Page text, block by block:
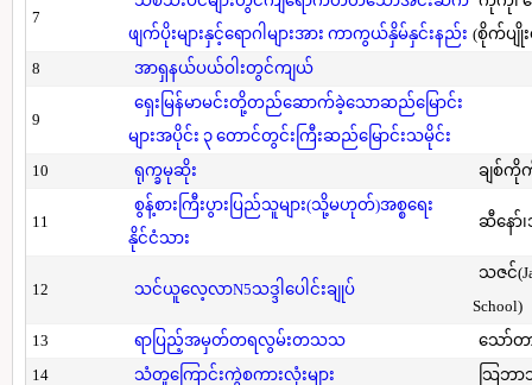
7
ဖျက်ပိုးများနှင့်ရောဂါများအား ကာကွယ်နှိမ်နှင်းနည်း (စိုက်ပျိုး
8
အာရှနယ်ပယ်ဝါးတွင်ကျယ်
9
ရှေးမြန်မာမင်းတို့တည်ဆောက်ခဲ့သောဆည်မြောင်း
များအပိုင်း ၃ တောင်တွင်းကြီးဆည်မြောင်းသမိုင်း
10
ရုက္ခမုဆိုး ချစ်ကို
11
စွန့်စားကြီးပွားပြည်သူများ(သို့မဟုတ်)အစ္စရေး
နိုင်ငံသား
ဆီနော်၊
12 သင်ယူလေ့လာN5သဒ္ဒါပေါင်းချုပ်
သဇင်
School)
13
ရာပြည့်အမှတ်တရလွမ်းတသသ
သော်တ
14
သံတူကြောင်းကွဲစကားလုံးများ
သြဘာ